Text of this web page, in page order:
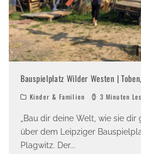
Bauspielplatz Wilder Westen |
Kinder & Familien 3 Minuten
„Bau dir deine Welt, wie sie
über dem Leipziger
Plagwitz. Der...